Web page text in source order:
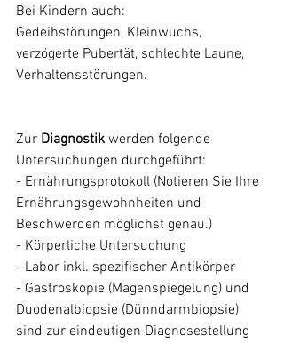
Bei Kindern auch:
Gedeihstörungen, Kleinwuchs,
verzögerte Pubertät, schlechte Laune,
Verhaltensstörungen.
Zur Diagnostik werden folgende
Untersuchungen durchgeführt:
- Ernährungsprotokoll (Notieren Sie Ihre
Ernährungsgewohnheiten und
Beschwerden möglichst genau.)
- Körperliche Untersuchung
- Labor inkl. spezifischer Antikörper
- Gastroskopie (Magenspiegelung) und
Duodenalbiopsie (Dünndarmbiopsie)
sind zur eindeutigen Diagnosestellung